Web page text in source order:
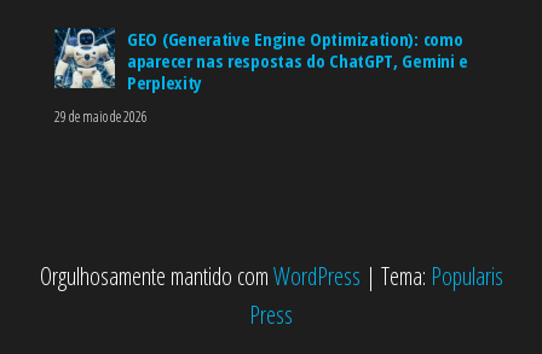
GEO (Generative Engine Optimization): como
aparecer nas respostas do ChatGPT, Gemini e
Perplexity
29 de maio de 2026
Orgulhosamente mantido comWordPress | Tema: Popularis
Press